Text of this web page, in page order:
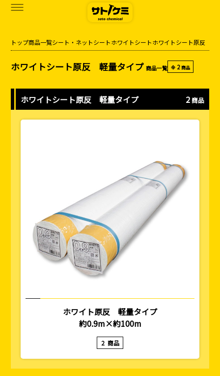
サトケミって？
お知らせ
トップ商品一覧シート・ネットシートホワイトシートホワイトシート原反 軽
ホワイトシート原反 軽量タイプ 商品一覧 全 2 商品
ホワイトシート原反 軽量タイプ 2 商品
ホワイト原反 軽量タイプ
約0.9m×約100m
2 商品